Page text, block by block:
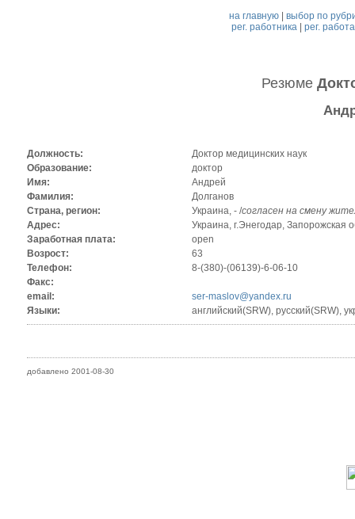
на главную |выбор по
рег. работника| рег.
Резюме
Должность:
Доктор медицинских наук
Образование:
доктор
Имя:
Андрей
Фамилия:
Долганов
Страна, регион:
Украина, - /согласен на смену
Адрес:
Украина, г.Энегодар, Запорожская
Заработная плата:
open
Возрост:
63
Телефон:
8-(380)-(06139)-6-06-10
Факс:
email:
ser-maslov@yandex.ru
Языки:
английский(SRW), русский(SRW),
добавлено 2001-08-30